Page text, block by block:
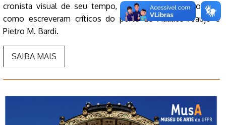
cronista visual de seu tempo, o “Debret do século XX”,
como escreveram críticos do porte de Adalice Araújo e
Pietro M. Bardi.
SAIBA MAIS